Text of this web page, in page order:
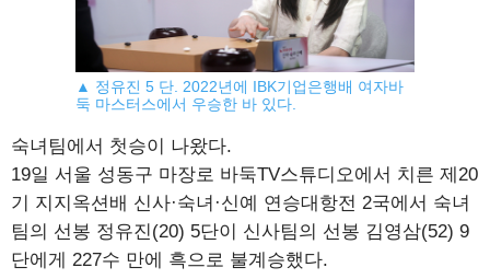
▲ 정유진 5 단. 2022년에 IBK기업은행배 여자바
둑 마스터스에서 우승한 바 있다.
숙녀팀에서 첫승이 나왔다.
19일 서울 성동구 마장로 바둑TV스튜디오에서 치른 제20
기 지지옥션배 신사·숙녀·신예 연승대항전 2국에서 숙녀
팀의 선봉 정유진(20) 5단이 신사팀의 선봉 김영삼(52) 9
단에게 227수 만에 흑으로 불계승했다.